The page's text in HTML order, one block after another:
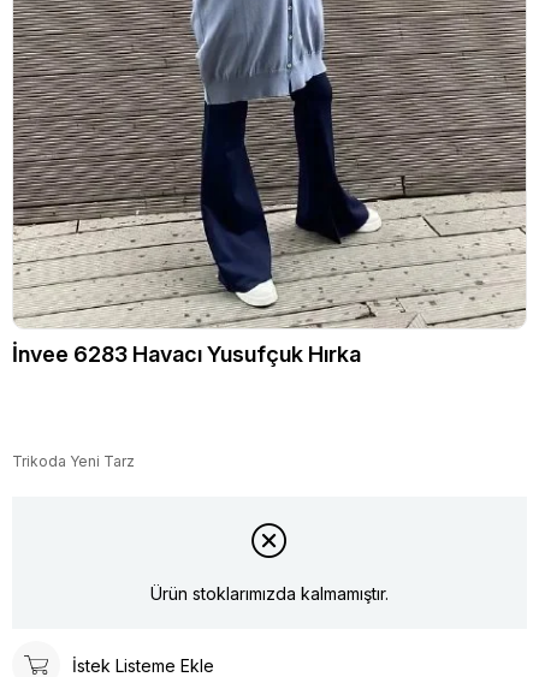
İnvee 6283 Havacı Yusufçuk Hırka
Trikoda Yeni Tarz
Ürün stoklarımızda kalmamıştır.
İstek Listeme Ekle